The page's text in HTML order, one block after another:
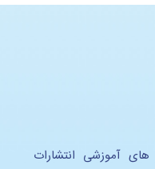
آموزشی انتشارات